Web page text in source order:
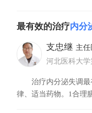
造成内分泌失调，营
分泌会产生很大影响，
不可忽视的原因，生
最有效的治疗内分
支忠继 主
河北医科大
治疗内分泌失调最
律、适当药物。1合理